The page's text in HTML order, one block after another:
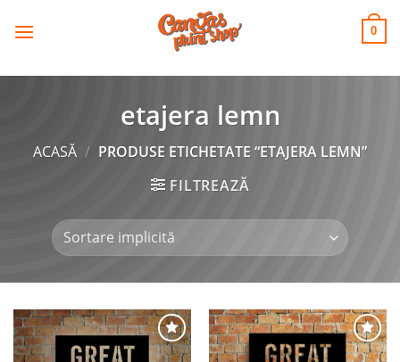
CANVAS
PRINT SHOP 0
etajera lemn
ACASĂ / PRODUSE ETICHETATE “ETAJERA LEMN”
FILTREAZĂ